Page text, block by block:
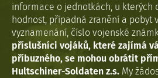
informace o jednotkách, u kterých
hodnost, případná zranění a pobyt
vyznamenání, číslo vojenské
příslušníci vojáků, které zajímá
příbuzného, se mohou obrátit
Hultschiner-Soldaten z.s. My